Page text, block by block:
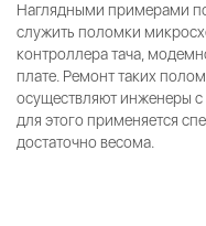
Наглядными примерами
служить поломки
контроллера тача,
плате. Ремонт таких
осуществляют инженеры
для этого применяется
достаточно весома.